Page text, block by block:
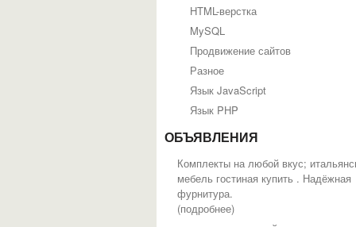
HTML-верстка
MySQL
Продвижение сайтов
Разное
Язык JavaScript
Язык PHP
ОБЪЯВЛЕНИЯ
Комплекты на любой вкус;
мебель гостиная купить . Надёжная
фурнитура.
(подробнее)